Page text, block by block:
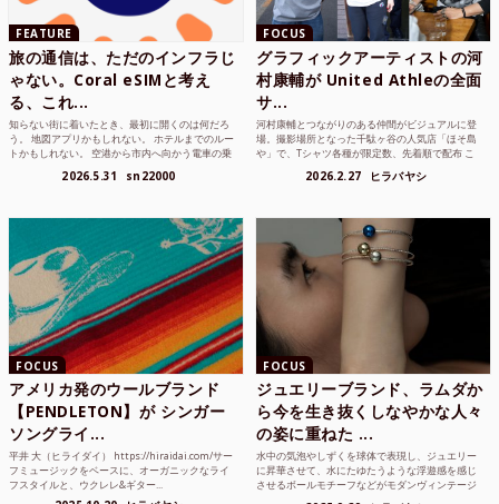
FEATURE
旅の通信は、ただのインフラじ
ゃない。Coral eSIMと考え
る、これ...
知らない街に着いたとき、最初に開くのは何だろ
う。 地図アプリかもしれない。 ホテルまでのルー
トかもしれない。 空港から市内へ向かう電車の乗
2026.5.31 sn22000
FOCUS
グラフィックアーティストの河
村康輔が United Athleの全面
サ...
河村康輔とつながりのある仲間がビジュアルに登
場。撮影場所となった千駄ヶ谷の人気店「ほそ島
や」で、Tシャツ各種が限定数、先着順で配布 こ
2026.2.27 ヒラバヤシ
FOCUS
アメリカ発のウールブランド
【PENDLETON】が シンガー
ソングライ...
平井 大（ヒライダイ） https://hiraidai.com/サー
フミュージックをベースに、オーガニックなライ
フスタイルと、ウクレレ&ギター...
FOCUS
ジュエリーブランド、ラムダか
ら今を生き抜くしなやかな人々
の姿に重ねた ...
水中の気泡やしずくを球体で表現し、ジュエリー
に昇華させて、水にたゆたうような浮遊感を感じ
させるボールモチーフなどがモダンヴィンテージ